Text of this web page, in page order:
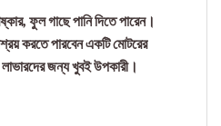
ফুল গাছে পানি দিতে পারেন।
করতে পারবেন একটি মোটরের
জন্য খুবই উপকারী।